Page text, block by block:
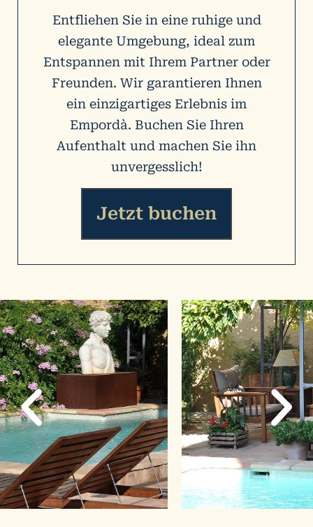
Entfliehen Sie in eine ruhige und
elegante Umgebung, ideal zum
Entspannen mit Ihrem Partner oder
Freunden. Wir garantieren Ihnen
ein einzigartiges Erlebnis im
Empordà. Buchen Sie Ihren
Aufenthalt und machen Sie ihn
unvergesslich!
Jetzt buchen